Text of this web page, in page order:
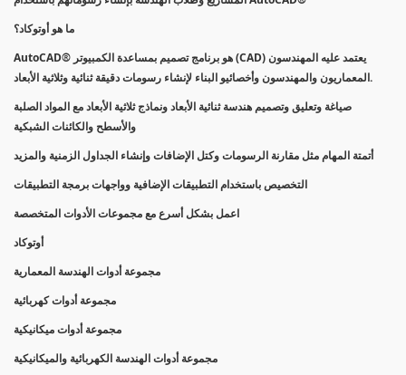
ما هو أوتوكاد؟
AutoCAD® هو برنامج تصميم بمساعدة الكمبيوتر (CAD) يعتمد عليه المهندسون
المعماريون والمهندسون وأخصائيو البناء لإنشاء رسومات دقيقة ثنائية وثلاثية الأبعاد.
صياغة وتعليق وتصميم هندسة ثنائية الأبعاد ونماذج ثلاثية الأبعاد مع المواد الصلبة
والأسطح والكائنات الشبكية
أتمتة المهام مثل مقارنة الرسومات وكتل الإضافات وإنشاء الجداول الزمنية والمزيد
التخصيص باستخدام التطبيقات الإضافية وواجهات برمجة التطبيقات
اعمل بشكل أسرع مع مجموعات الأدوات المتخصصة
أوتوكاد
مجموعة أدوات الهندسة المعمارية
مجموعة أدوات كهربائية
مجموعة أدوات ميكانيكية
مجموعة أدوات الهندسة الكهربائية والميكانيكية